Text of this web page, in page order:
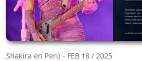
Shakira en Perú - FEB 18 / 2025